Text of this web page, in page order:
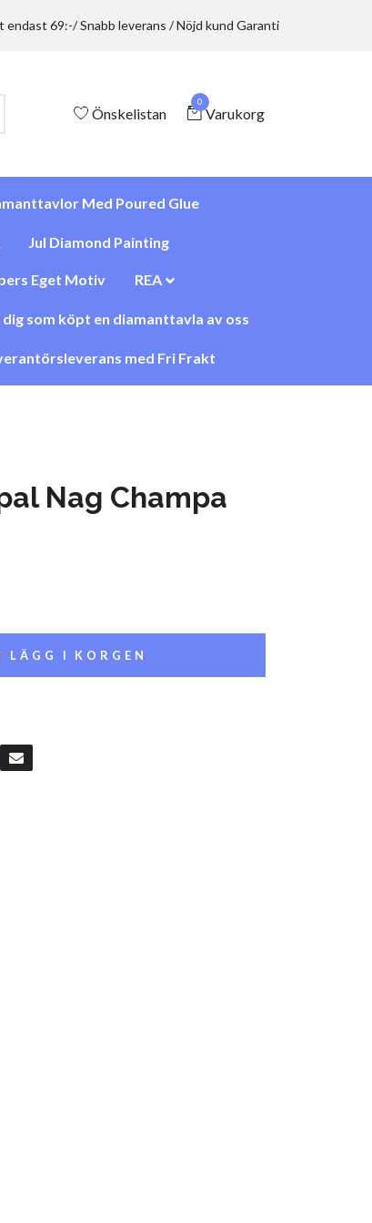
endast 69:-/ Snabb leverans / Nöjd kund Garanti
Önskelistan
0
Varukorg
Med Poured Glue
Jul Diamond Painting
Eget Motiv REA
som köpt en diamanttavla av oss
med Fri Frakt
Nag Champa
LÄGG I KORGEN